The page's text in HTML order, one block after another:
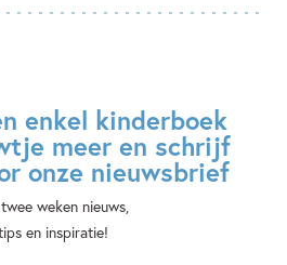
enkel kinderboek
meer en schrijf
onze nieuwsbrief
weken nieuws,
en inspiratie!